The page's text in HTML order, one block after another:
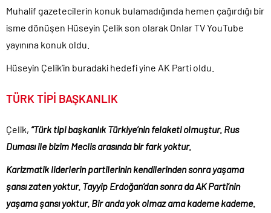
geçiyor..
Parti dün kuruldu il başkanı bugün rüşvetten gözaltına alındı!.
Erdal Beşikçioğlu’nun yardımcısının uyuşturucu testi pozitif çıktı!.
Muhalif gazetecilerin konuk bulamadığında hemen çağırdığı bir
isme dönüşen Hüseyin Çelik son olarak Onlar TV YouTube
yayınına konuk oldu.
Hüseyin Çelik’in buradaki hedefi yine AK Parti oldu.
TÜRK TİPİ BAŞKANLIK
Çelik, “Türk tipi başkanlık Türkiye’nin felaketi olmuştur. Rus
Duması ile bizim Meclis arasında bir fark yoktur.
Karizmatik liderlerin partilerinin kendilerinden sonra yaşama
şansı zaten yoktur. Tayyip Erdoğan’dan sonra da AK Parti’nin
yaşama şansı yoktur. Bir anda yok olmaz ama kademe kademe.